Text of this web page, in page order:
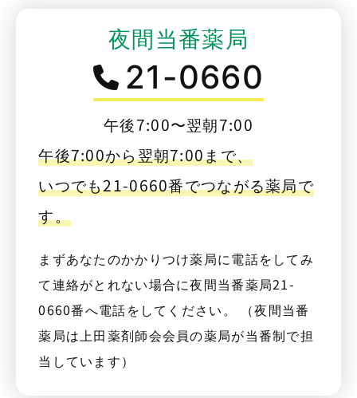
夜間当番薬局
21-0660
午後7:00〜翌朝7:00
午後7:00から翌朝7:00まで、
いつでも21-0660番でつながる薬局で
す。
まずあなたのかかりつけ薬局に電話をしてみ
て連絡がとれない場合に夜間当番薬局21-
0660番へ電話をしてください。 （夜間当番
薬局は上田薬剤師会会員の薬局が当番制で担
当しています）